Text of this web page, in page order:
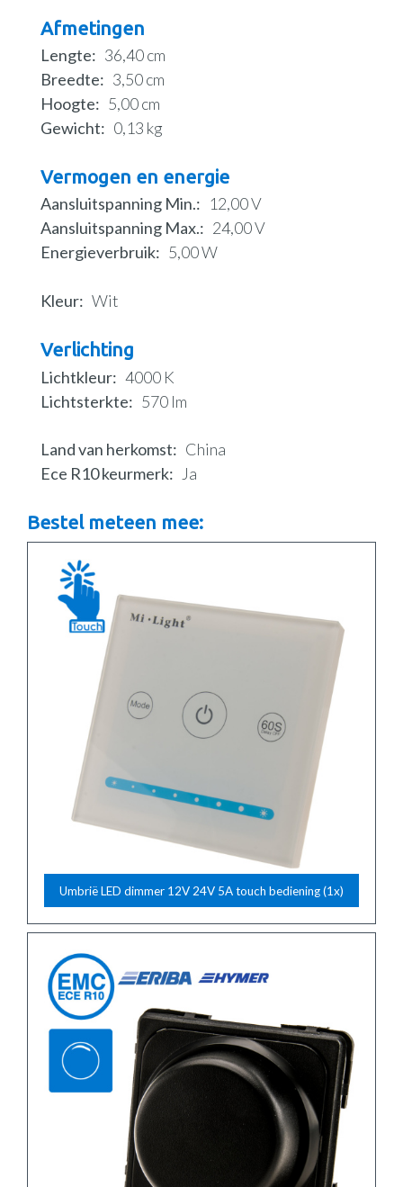
Afmetingen
Lengte
36,40 cm
Breedte
3,50 cm
Hoogte
5,00 cm
Gewicht
0,13 kg
Vermogen en energie
Aansluitspanning Min.
12,00 V
Aansluitspanning Max.
24,00 V
Energieverbruik
5,00 W
Kleur Wit
Verlichting
Lichtkleur
4000 K
Lichtsterkte
570 lm
Land van herkomst
China
Ece R10 keurmerk
Ja
Bestel meteen mee:
Umbrië LED dimmer 12V 24V 5A touch bediening (1x)